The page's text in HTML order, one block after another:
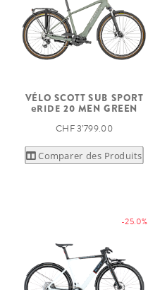
VÉLO SCOTT SUB SPORT
eRIDE 20 MEN GREEN
CHF 3’799.00
Comparer des Produits
-25.0%